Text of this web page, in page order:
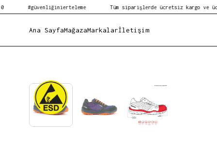
Tüm siparişlerde ücretsiz kargo ve ücretsiz
Ana SayfaMağazaMarkalarİletişim